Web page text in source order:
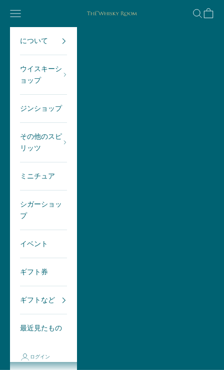
コンテンツへスキップ
The Whisky Room Scotland
メニュー 検索
カ
について
ウイスキーシ
ョップ
ジンショップ
その他のスピ
リッツ
ミニチュア
シガーショッ
プ
イベント
ギフト券
ギフトなど
最近見たもの
ログイン